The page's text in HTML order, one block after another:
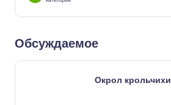
Обсуждаемое
Окрол крольчихи